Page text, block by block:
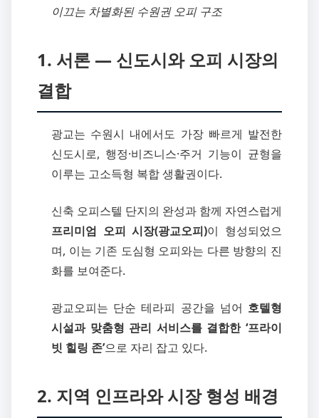
이끄는 차별화된 수원권 오피 구조
1. 서론 ― 신도시와 오피 시장의
결합
광교는 수원시 내에서도 가장 빠르게 발전한
신도시로, 행정·비즈니스·주거 기능이 균형을
이루는 고소득형 복합 생활권이다.
신축 오피스텔 단지의 완성과 함께 자연스럽게
프리미엄 오피 시장(광교오피)이 형성되었으
며, 이는 기존 도심형 오피와는 다른 방향의 진
화를 보여준다.
광교오피는 단순 테라피 공간을 넘어 호텔형
시설과 맞춤형 관리 서비스를 결합한 ‘프라이
빗 힐링 존’으로 자리 잡고 있다.
2. 지역 인프라와 시장 형성 배경